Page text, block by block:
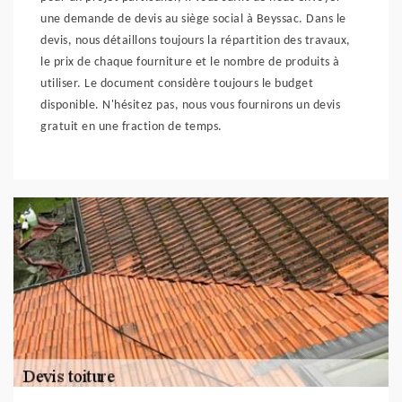
une demande de devis au siège social à Beyssac. Dans le
devis, nous détaillons toujours la répartition des travaux,
le prix de chaque fourniture et le nombre de produits à
utiliser. Le document considère toujours le budget
disponible. N'hésitez pas, nous vous fournirons un devis
gratuit en une fraction de temps.